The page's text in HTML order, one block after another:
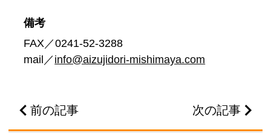
備考
FAX／0241-52-3288
mail／ info@aizujidori-mishimaya.com
前の記事 次の記事